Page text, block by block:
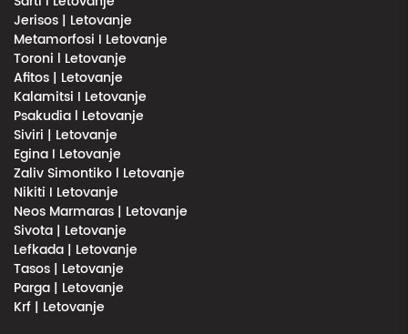
Jerisos | Letovanje
Metamorfosi I Letovanje
Toroni l Letovanje
Afitos | Letovanje
Kalamitsi I Letovanje
Psakudia l Letovanje
Siviri | Letovanje
Egina I Letovanje
Zaliv Simontiko l Letovanje
Nikiti I Letovanje
Neos Marmaras | Letovanje
Sivota | Letovanje
Lefkada | Letovanje
Tasos | Letovanje
Parga | Letovanje
Krf | Letovanje